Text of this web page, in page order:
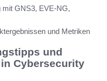
mit GNS3, EVE-NG,
und Metriken
und
Cybersecurity